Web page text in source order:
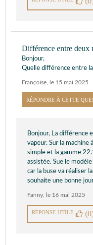
Différence entre deux
Bonjour,
Quelle différence entre
Françoise le 15 mai 2025
RÉPONDRE À CETTE
Bonjour, La différence
vapeur. Sur la machine
simple et la gamme
assistée. Sue le
car la buse va réaliser
souhaite une bonne
Fanny le 16 mai 2025
RÉPONSE UTILE